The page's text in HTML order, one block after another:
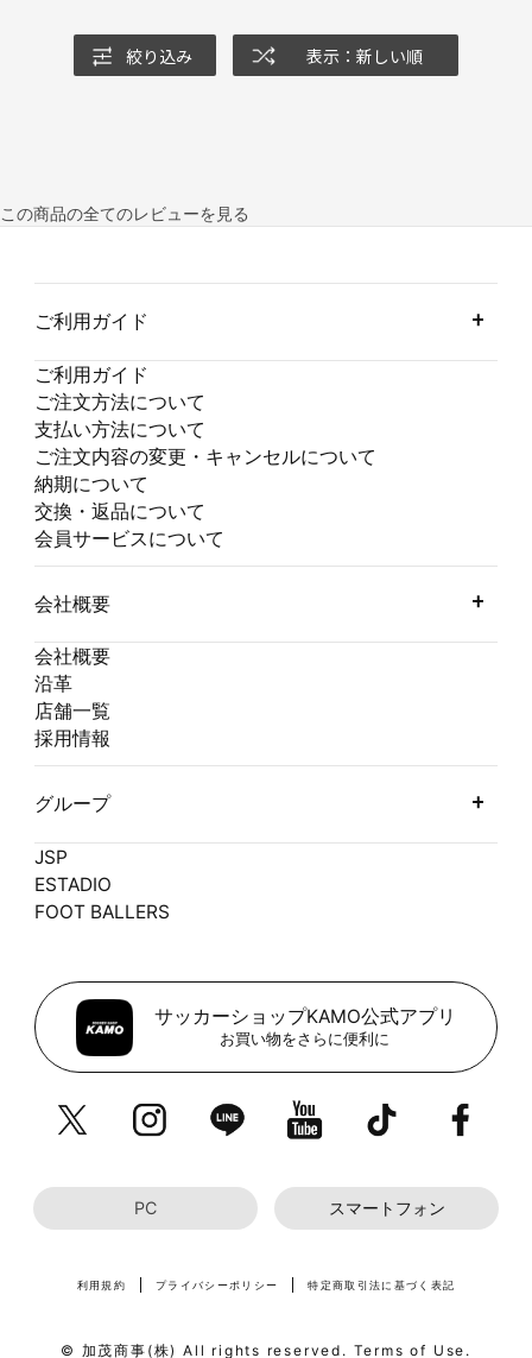
絞り込み 表示：新しい順
この商品の全てのレビューを見る
ご利用ガイド
ご利用ガイド
ご注文方法について
支払い方法について
ご注文内容の変更・キャンセルについて
納期について
交換・返品について
会員サービスについて
会社概要
会社概要
沿革
店舗一覧
採用情報
グループ
JSP
ESTADIO
FOOT BALLERS
サッカーショップKAMO公式アプリ
お買い物をさらに便利に
PC スマートフォン
利用規約 プライバシーポリシー 特定商取引法に基づく表記
© 加茂商事(株) All rights reserved. Terms of Use.